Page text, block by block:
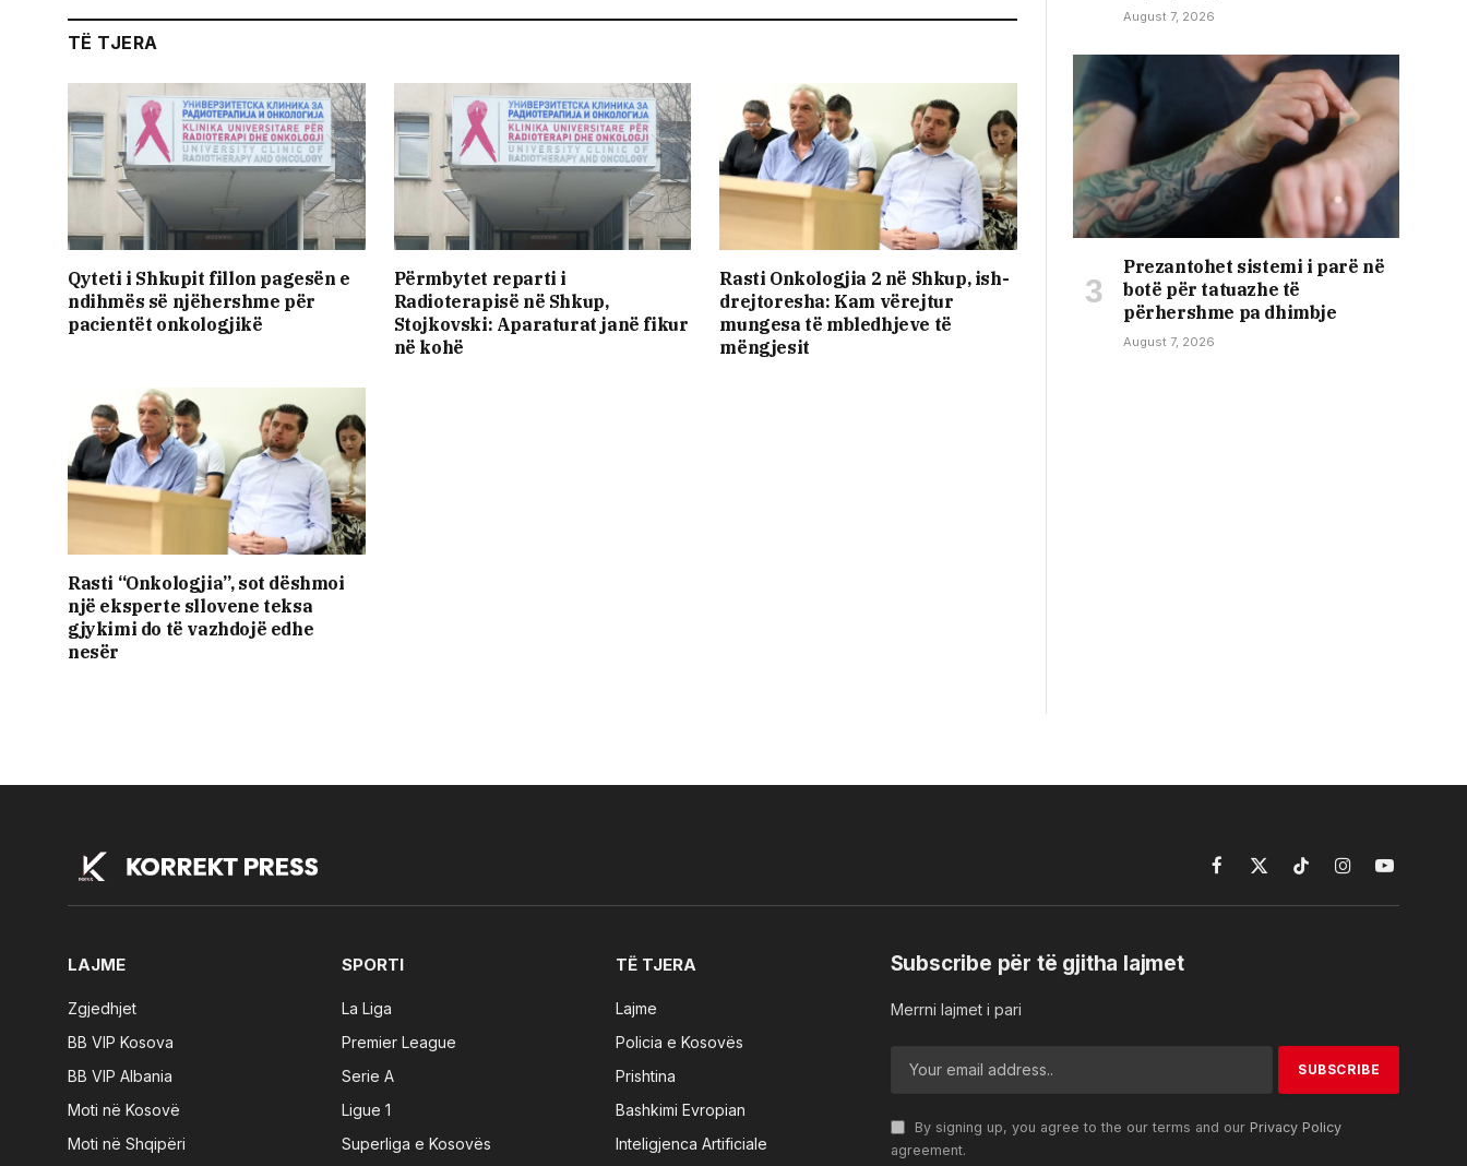
TË TJERA
Qyteti i Shkupit fillon pagesën e
ndihmës së njëhershme për
pacientët onkologjikë
Përmbytet reparti i
Radioterapisë në Shkup,
Stojkovski: Aparaturat janë fikur
në kohë
Rasti Onkologjia 2 në Shkup, ish-
drejtoresha: Kam vërejtur
mungesa të mbledhjeve të
mëngjesit
Rasti “Onkologjia”, sot dëshmoi
një eksperte sllovene teksa
gjykimi do të vazhdojë edhe
nesër
August 7, 2026
Prezantohet sistemi i parë në
botë për tatuazhe të
përhershme pa dhimbje
August 7, 2026
Facebook
X
TikTokInstagramYouTube
LAJME
Zgjedhjet
BB VIP Kosova
BB VIP Albania
Moti në Kosovë
Moti në Shqipëri
SPORTI
La Liga
Premier League
Serie A
Ligue 1
Superliga e Kosovës
TË TJERA
Lajme
Policia e Kosovës
Prishtina
Bashkimi Evropian
Inteligjenca Artificiale
Subscribe për të gjitha lajmet
Merrni lajmet i pari
By signing up, you agree to the our terms and our Privacy Policy
agreement.